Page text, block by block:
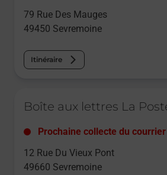
79 Rue Des Mauges
49450 Sevremoine
Itinéraire
Boîte aux lettres La
Prochaine collecte du courrier
12 Rue Du Vieux Pont
49660 Sevremoine